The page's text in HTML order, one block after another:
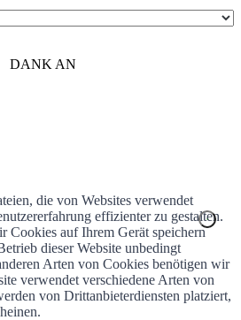
DANK AN
die von Websites verwendet
effizienter zu gestalten.
Cookies auf Ihrem Gerät speichern
dieser Website unbedingt
Arten von Cookies benötigen wir
verwendet verschiedene Arten von
von Drittanbieterdiensten platziert,